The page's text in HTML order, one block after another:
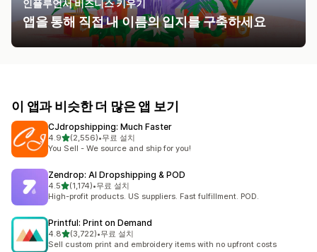
인플루언서 비즈니스 키우기
앱을 통해 직접 내 이름의 입지를 구축하세요
이 앱과 비슷한 더 많은 앱 보기
CJdropshipping: Much Faster
4.9별 5개 중
(2,556)
총 리뷰 2556개
•무료 설치
You Sell - We source and ship for you!
Zendrop: AI Dropshipping & POD
4.5별 5개 중
(1,174)
총 리뷰 1174개
•무료 설치
High-profit products. US suppliers. Fast fulfillment. POD.
Printful: Print on Demand
4.8별 5개 중
(3,722)
총 리뷰 3722개
•무료 설치
Sell custom print and embroidery items with no upfront costs